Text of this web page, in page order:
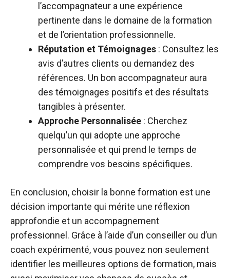
l’accompagnateur a une expérience
pertinente dans le domaine de la formation
et de l’orientation professionnelle.
Réputation et Témoignages : Consultez les
avis d’autres clients ou demandez des
références. Un bon accompagnateur aura
des témoignages positifs et des résultats
tangibles à présenter.
Approche Personnalisée : Cherchez
quelqu’un qui adopte une approche
personnalisée et qui prend le temps de
comprendre vos besoins spécifiques.
En conclusion, choisir la bonne formation est une
décision importante qui mérite une réflexion
approfondie et un accompagnement
professionnel. Grâce à l’aide d’un conseiller ou d’un
coach expérimenté, vous pouvez non seulement
identifier les meilleures options de formation, mais